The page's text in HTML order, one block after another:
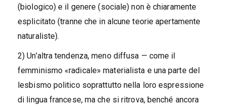
(biologico) e il genere (sociale) non è chiaramente
esplicitato (tranne che in alcune teorie apertamente
naturaliste).
2) Un’altra tendenza, meno diffusa — come il
femminismo «radicale» materialista e una parte del
lesbismo politico soprattutto nella loro espressione
di lingua francese, ma che si ritrova, benché ancora